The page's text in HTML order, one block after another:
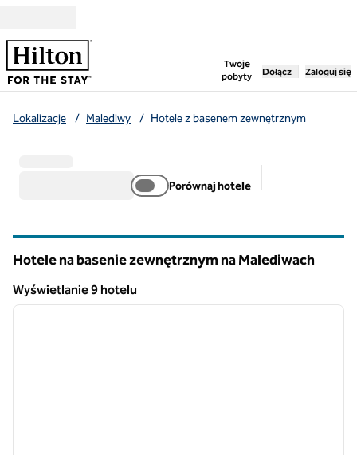
Twoje
pobyty
,otwiera nową
Dołącz Zaloguj się
Lokalizacje / Malediwy / Hotele z basenem zewnętrznym
Porównaj hotele
Hotele na basenie zewnętrznym na Malediwach
Wyświetlanie 9 hotelu
Wyświetlanie 9 hotelu
1 z 13